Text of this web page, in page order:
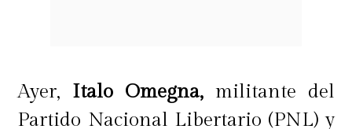
Nueva York, un proyecto de ley que
busca replicar las protecciones que
Ayer, Italo Omegna, militante del
Partido Nacional Libertario (PNL) y